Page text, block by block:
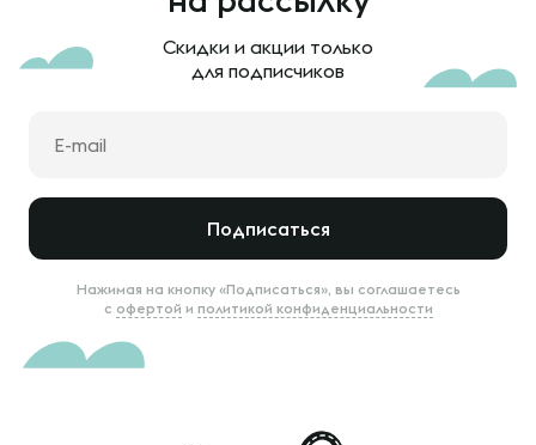
Скидки и акции только
для подписчиков
Подписаться
Нажимая на кнопку «Подписаться», вы соглашаетесь
с офертой и политикой конфиденциальности